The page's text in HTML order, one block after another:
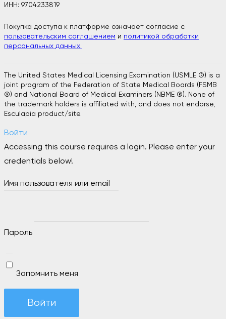
ИНН: 9704233819
Покупка доступа к платформе означает согласие с
пользовательским соглашением и политикой обработки
персональных данных.
The United States Medical Licensing Examination (USMLE ®) is a
joint program of the Federation of State Medical Boards (FSMB
®) and National Board of Medical Examiners (NBME ®). None of
the trademark holders is affiliated with, and does not endorse,
Esculapia product/site.
Войти
Accessing this course requires a login. Please enter your
credentials below!
Имя пользователя или email
Пароль
Запомнить меня